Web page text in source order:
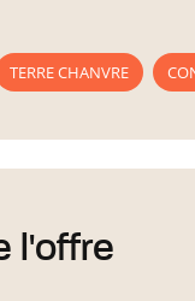
TERRE CHANVRE
l'offre